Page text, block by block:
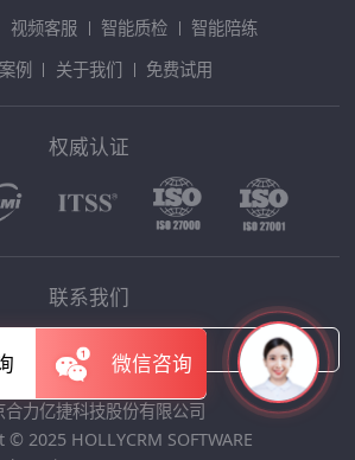
视频客服 智能质检
智能陪练
例
关于我们 免费试用
权威认证
联系我们
电话：4006-819-525
合力亿捷科技股份有限公司
2025 HOLLYCRM SOFTWARE
微信咨询